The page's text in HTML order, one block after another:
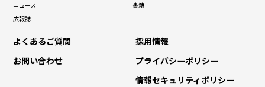
ニュース
書籍
広報誌
よくあるご質問
お問い合わせ
採用情報
プライバシーポリシー
情報セキュリティポリシー